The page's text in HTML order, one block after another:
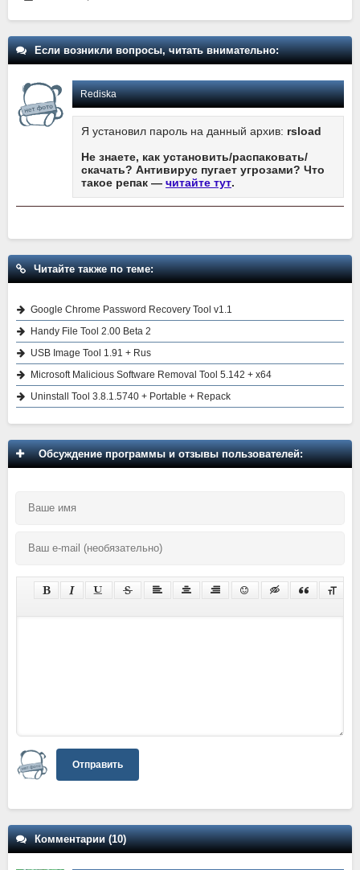
Если возникли вопросы, читать внимательно:
Rediska
Я установил пароль на данный архив: rsload
Не знаете, как установить/распаковать/
скачать? Антивирус пугает угрозами? Что
такое репак — читайте тут.
Читайте также по теме:
Google Chrome Password Recovery Tool v1.1
Handy File Tool 2.00 Beta 2
USB Image Tool 1.91 + Rus
Microsoft Malicious Software Removal Tool 5.142 + x64
Uninstall Tool 3.8.1.5740 + Portable + Repack
Обсуждение программы и отзывы пользователей:
Отправить
Комментарии (10)